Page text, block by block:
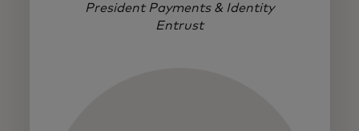
President Payments & Identity
Entrust